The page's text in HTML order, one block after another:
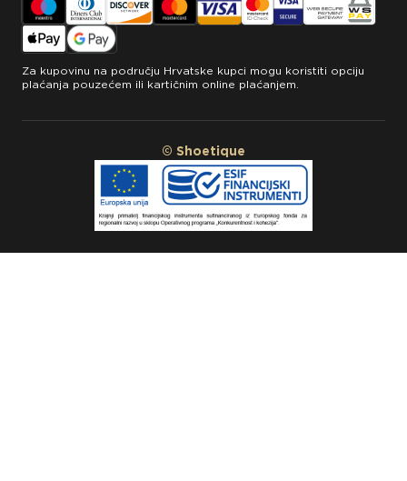
Za kupovinu na području Hrvatske kupci mogu koristiti opciju
plaćanja pouzećem ili kartičnim online plaćanjem.
© Shoetique